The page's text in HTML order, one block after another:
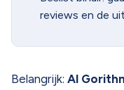
reviews en de
Belangrijk: Al